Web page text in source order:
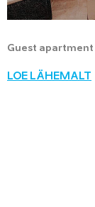
Guest apartment
LOE LÄHEMALT